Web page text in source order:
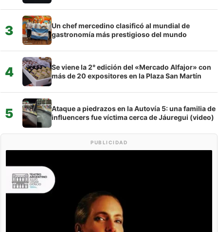
3
Un chef mercedino clasificó al mundial de
gastronomía más prestigioso del mundo
4
Se viene la 2° edición del «Mercado Alfajor» con
más de 20 expositores en la Plaza San Martín
5
Ataque a piedrazos en la Autovía 5: una familia de
influencers fue víctima cerca de Jáuregui (video)
PUBLICIDAD